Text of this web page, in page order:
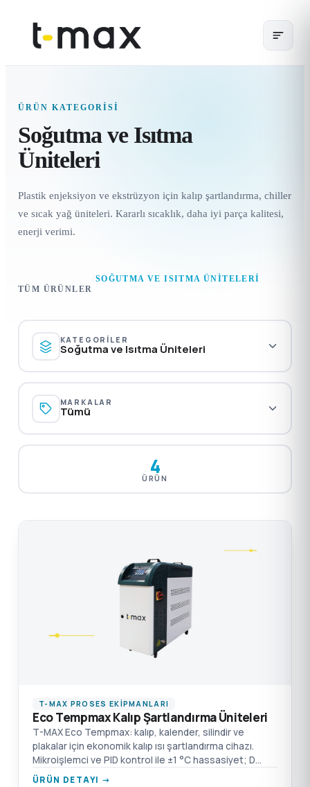
ÜRÜN KATEGORISI
Soğutma ve Isıtma
Üniteleri
Plastik enjeksiyon ve ekstrüzyon için kalıp şartlandırma, chiller
ve sıcak yağ üniteleri. Kararlı sıcaklık, daha iyi parça kalitesi,
enerji verimi.
TÜM ÜRÜNLER
SOĞUTMA VE ISITMA ÜNITELERI
KATEGORILER
Soğutma ve Isıtma Üniteleri
MARKALAR
Tümü
4
ÜRÜN
T-MAX PROSES EKIPMANLARI
Eco Tempmax Kalıp Şartlandırma Üniteleri
T-MAX Eco Tempmax: kalıp, kalender, silindir ve
plakalar için ekonomik kalıp ısı şartlandırma cihazı.
Mikroişlemci ve PID kontrol ile ±1 °C hassasiyet; D
Serisi'nde iki bağımsız sıcaklık kontrolü.
ÜRÜN DETAYI →